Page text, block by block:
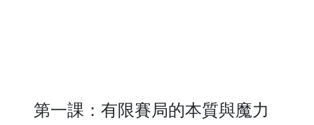
第一課：有限賽局的本質與魔力